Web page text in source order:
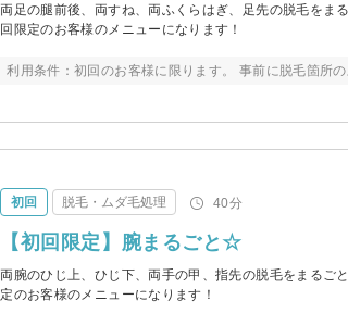
両足の腿前後、両すね、両ふくらはぎ、足先の脱毛をま
回限定のお客様のメニューになります！
利用条件：初回のお客様に限ります。 事前に脱毛箇所の
初回 脱毛・ムダ毛処理 40分
【初回限定】腕まるごと☆
両腕のひじ上、ひじ下、両手の甲、指先の脱毛をまるご
定のお客様のメニューになります！